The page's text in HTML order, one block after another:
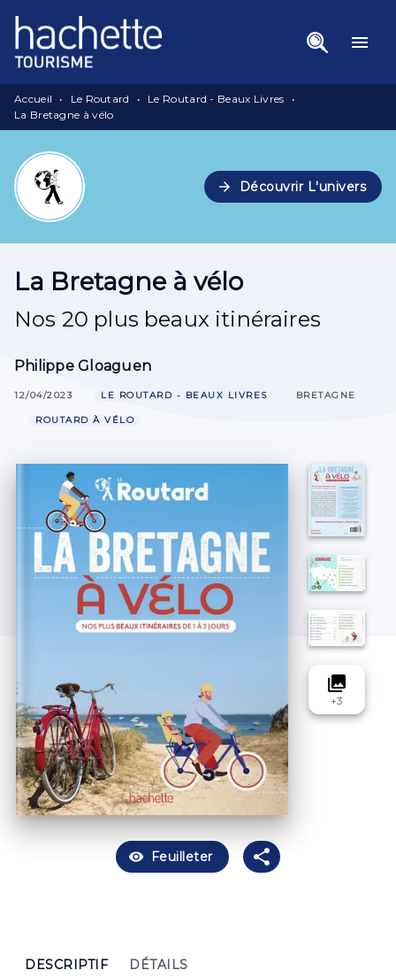
Menu Recherche
Pied De Page
menu
Accueil • Le Routard • Le Routard - Beaux Livres
•
La Bretagne à vélo
arrow_forward Découvrir L'univers
La Bretagne à vélo
Nos 20 plus beaux itinéraires
Philippe Gloaguen
12/04/2023 LE ROUTARD - BEAUX LIVRES BRETAGNE
ROUTARD À VÉLO
visibility Feuilleter
collections
+3
DESCRIPTIF DÉTAILS